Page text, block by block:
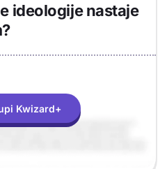
ideologije nastaje
Kwizard+